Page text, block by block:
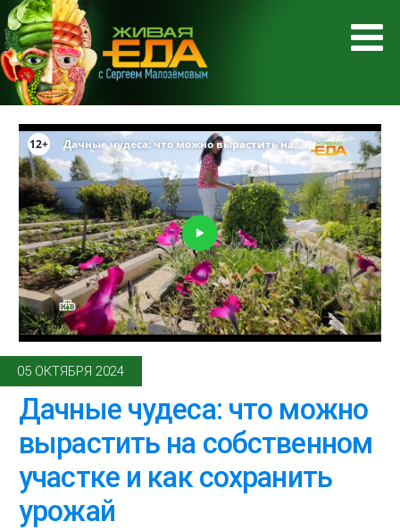
05 ОКТЯБРЯ 2024
Дачные чудеса: что можно
вырастить на собственном
участке и как сохранить
урожай